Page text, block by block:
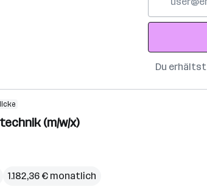
Adresse
Du
(m/w/x)
1.182,36 € monatlich